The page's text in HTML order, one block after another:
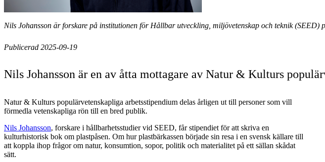
Nils Johansson är forskare på institutionen för Hållbar utveckling, miljövetenskap och teknik (SEED)
Publicerad 2025-09-19
Nils Johansson är en av åtta mottagare av Natur & Kulturs
Natur & Kulturs populärvetenskapliga arbetsstipendium delas årligen ut till personer som vill
förmedla vetenskapliga rön till en bred publik.
Nils Johansson, forskare i hållbarhetsstudier vid SEED, får stipendiet för att skriva en
kulturhistorisk bok om plastpåsen. Om hur plastbärkassen började sin resa i en svensk källare till
att koppla ihop frågor om natur, konsumtion, sopor, politik och materialitet på ett sällan skådat
sätt.